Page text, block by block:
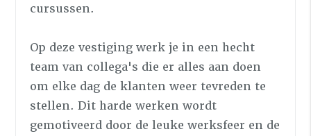
cursussen.
Op deze vestiging werk je in een hecht
team van collega's die er alles aan doen
om elke dag de klanten weer tevreden te
stellen. Dit harde werken wordt
gemotiveerd door de leuke werksfeer en de